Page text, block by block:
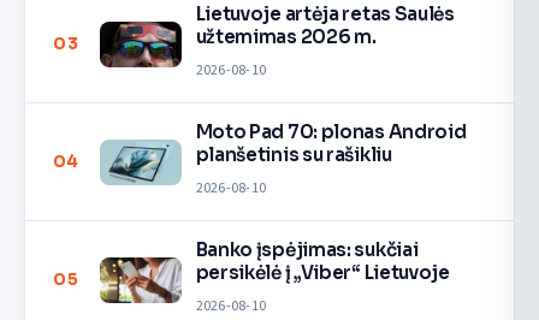
03
Lietuvoje artėja retas Saulės
užtemimas 2026 m.
2026-08-10
04
Moto Pad 70: plonas Android
planšetinis su rašikliu
2026-08-10
05
Banko įspėjimas: sukčiai
persikėlė į „Viber“ Lietuvoje
2026-08-10